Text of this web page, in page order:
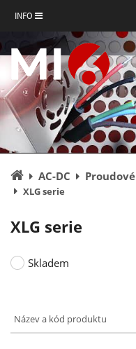
INFO
Úvodní
stránka
AC-DC
XLG serie
XLG serie
Skladem
Název a kód produktu